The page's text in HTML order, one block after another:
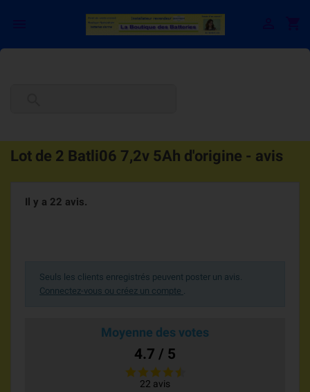
Lot de 2 Batli06 7,2v 5Ah d'origine - avis
Il y a 22 avis.
Seuls les clients enregistrés peuvent poster un avis.
Connectez-vous ou créez un compte .
Moyenne des votes
4.7 / 5
22 avis